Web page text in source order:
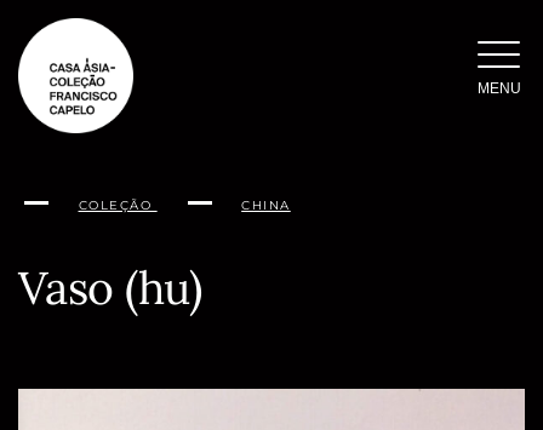
para
conteúdo
MENU
COLEÇÃO CHINA
Vaso (hu)